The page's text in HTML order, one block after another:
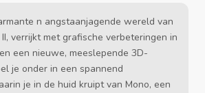
n angstaanjagende wereld van
verrijkt met grafische verbeteringen in
een nieuwe, meeslepende 3D-
je onder in een spannend
je in de huid kruipt van Mono, een